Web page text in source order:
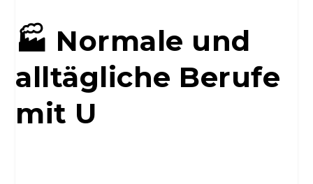
🏭 Normale und
alltägliche Berufe
mit U